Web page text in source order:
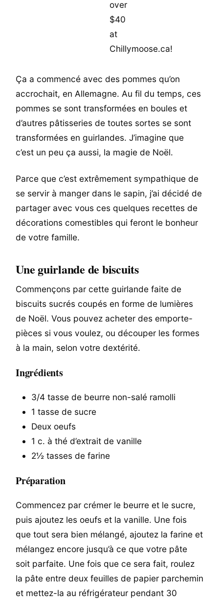
Ça a commencé avec des pommes qu’on
accrochait, en Allemagne. Au fil du temps, ces
pommes se sont transformées en boules et
d’autres pâtisseries de toutes sortes se sont
transformées en guirlandes. J’imagine que
c’est un peu ça aussi, la magie de Noël.
Parce que c’est extrêmement sympathique de
se servir à manger dans le sapin, j’ai décidé de
partager avec vous ces quelques recettes de
décorations comestibles qui feront le bonheur
de votre famille.
Une guirlande de biscuits
Commençons par cette guirlande faite de
biscuits sucrés coupés en forme de lumières
de Noël. Vous pouvez acheter des emporte-
pièces si vous voulez, ou découper les formes
à la main, selon votre dextérité.
Ingrédients
3/4 tasse de beurre non-salé ramolli
1 tasse de sucre
Deux oeufs
1 c. à thé d’extrait de vanille
2½ tasses de farine
Préparation
Commencez par crémer le beurre et le sucre,
puis ajoutez les oeufs et la vanille. Une fois
que tout sera bien mélangé, ajoutez la farine et
mélangez encore jusqu’à ce que votre pâte
soit parfaite. Une fois que ce sera fait, roulez
la pâte entre deux feuilles de papier parchemin
et mettez-la au réfrigérateur pendant 30